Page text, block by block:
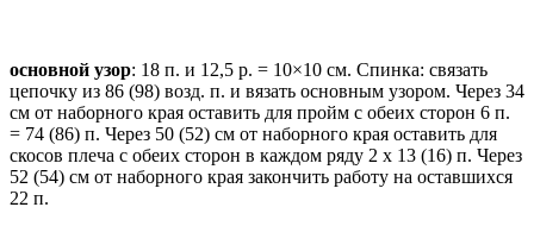
основной узор: 18 п. и 12,5 р. = 10×10 см. Спинка: связать
цепочку из 86 (98) возд. п. и вязать основным узором. Через 34
см от наборного края оставить для пройм с обеих сторон 6 п.
= 74 (86) п. Через 50 (52) см от наборного края оставить для
скосов плеча с обеих сторон в каждом ряду 2 х 13 (16) п. Через
52 (54) см от наборного края закончить работу на оставшихся
22 п.